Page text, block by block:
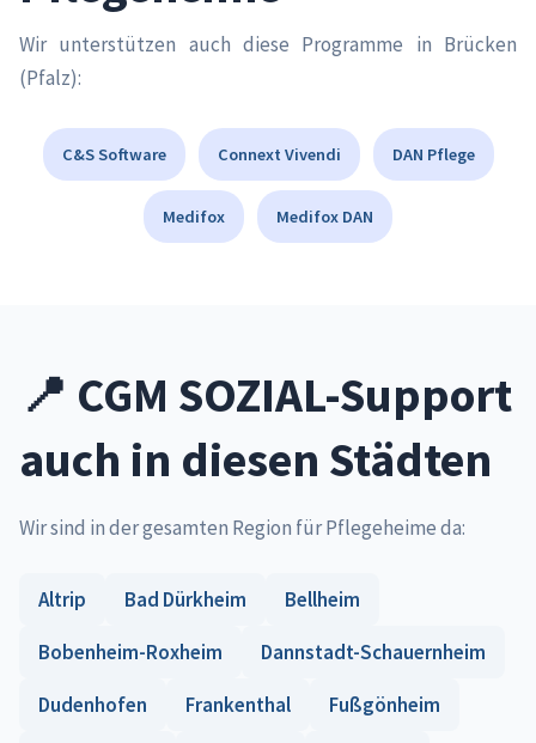
Wir unterstützen auch diese Programme in Brücken
(Pfalz):
C&S Software Connext Vivendi DAN Pflege
Medifox Medifox DAN
📍 CGM SOZIAL-Support
auch in diesen Städten
Wir sind in der gesamten Region für Pflegeheime da:
Altrip Bad Dürkheim
Bellheim
Bobenheim-Roxheim
Dannstadt-Schauernheim
Dudenhofen
Frankenthal
Fußgönheim